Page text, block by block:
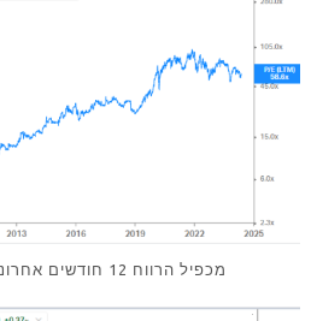
מכפיל הרווח 12 חודשים אחרונים שבו ויטק נסחרת